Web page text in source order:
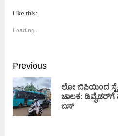
Like this:
Loading...
Previous
ಲೋ ಬಿಪಿಯಿಂದ
ಚಾಲಕ: ಡಿವೈಡರ್‌ಗೆ
ಬಸ್